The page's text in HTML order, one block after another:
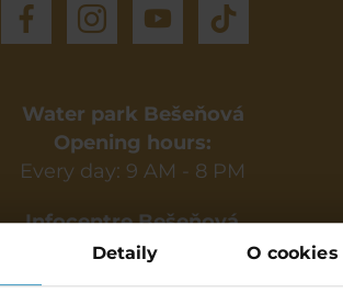
Detaily O cookies
Water park Bešeňová
Opening hours:
Every day: 9 AM - 8 PM
Infocentre Bešeňová
9 AM - 8 PM
info@besenova.com